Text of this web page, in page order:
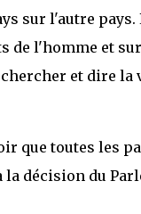
sur l'autre
de l'homme et
et dire la
que toutes les
décision du